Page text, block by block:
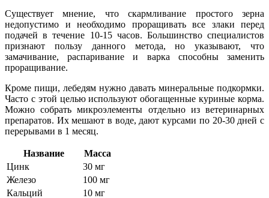
Существует мнение, что скармливание простого зерна
недопустимо и необходимо проращивать все злаки перед
подачей в течение 10-15 часов. Большинство специалистов
признают пользу данного метода, но указывают, что
замачивание, распаривание и варка способны заменить
проращивание.
Кроме пищи, лебедям нужно давать минеральные подкормки.
Часто с этой целью используют обогащенные куриные корма.
Можно собрать микроэлементы отдельно из ветеринарных
препаратов. Их мешают в воде, дают курсами по 20-30 дней с
перерывами в 1 месяц.
Название
Масса
Цинк
30 мг
Железо
100 мг
Кальций
10 мг